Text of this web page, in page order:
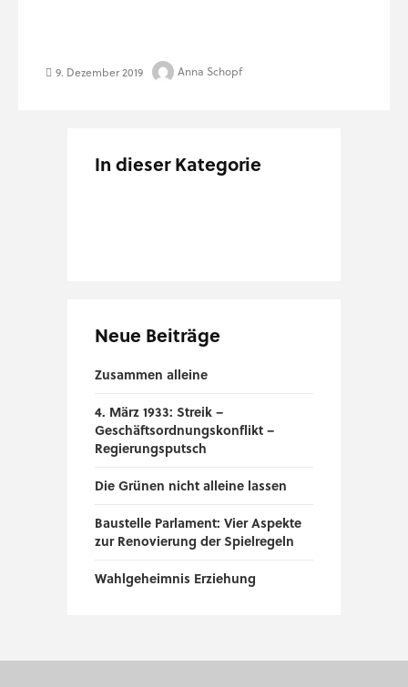
9. Dezember 2019 Anna Schopf
In dieser Kategorie
9. Dezember 2019
Wahlgeheimnis
21. September 2019
9. August 2019
„Manipulative
„Tiefpunkt in der
Diskussion“
21. Juli 2019
31. Mai 2019
Kopftuchverbot in
Verbot zur freien
Selbstbestimmung?
20. Mai 2019
Neue Beiträge
Zusammen alleine
4. März 1933: Streik –
Geschäftsordnungskonflikt –
Regierungsputsch
Die Grünen nicht alleine lassen
Baustelle Parlament: Vier Aspekte
zur Renovierung der Spielregeln
Wahlgeheimnis Erziehung